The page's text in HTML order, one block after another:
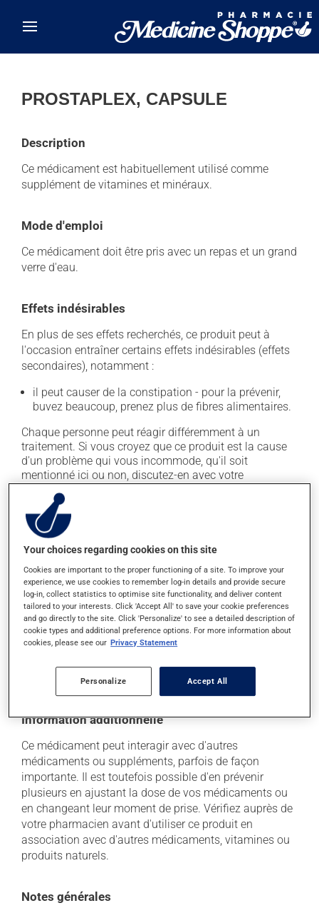
PROSTAPLEX, CAPSULE
Description
Ce médicament est habituellement utilisé comme
supplément de vitamines et minéraux.
Mode d'emploi
Ce médicament doit être pris avec un repas et un grand
verre d'eau.
Effets indésirables
En plus de ses effets recherchés, ce produit peut à
l'occasion entraîner certains effets indésirables (effets
secondaires), notamment :
il peut causer de la constipation - pour la prévenir,
buvez beaucoup, prenez plus de fibres alimentaires.
Chaque personne peut réagir différemment à un
traitement. Si vous croyez que ce produit est la cause
d'un problème qui vous incommode, qu'il soit
mentionné ici ou non, discutez-en avec votre
professionnel(le) de la santé. Il ou elle peut vous aider
à déterminer si votre traitement en est effectivement la
cause et, au besoin, vous aider à bien gérer la situation.
Conservation
Comme la plupart des médicaments, vous devriez
garder ce produit à la température ambiante.
Conservez-le dans un endroit sécuritaire où il ne sera
pas exposé à la chaleur, à l'humidité ou à la lumière du
soleil. Faites détruire de façon sécuritaire toute
péremption.
Information additionnelle
Ce médicament peut interagir avec d'autres
médicaments ou suppléments, parfois de façon
importante. Il est toutefois possible d'en prévenir
plusieurs en ajustant la dose de vos médicaments ou
en changeant leur moment de prise. Vérifiez auprès de
votre pharmacien avant d'utiliser ce produit en
association avec d'autres médicaments, vitamines ou
produits naturels.
Notes générales
Your choices regarding cookies on this site
Cookies are important to the proper functioning of a site. To improve your
experience, we use cookies to remember log-in details and provide secure
log-in, collect statistics to optimise site functionality, and deliver content
tailored to your interests. Click 'Accept All' to save your cookie preferences
and go directly to the site. Click 'Personalize' to see a detailed description of
cookie types and additional preference options. For more information about
cookies, please see our Privacy Statement
Personalize Accept All